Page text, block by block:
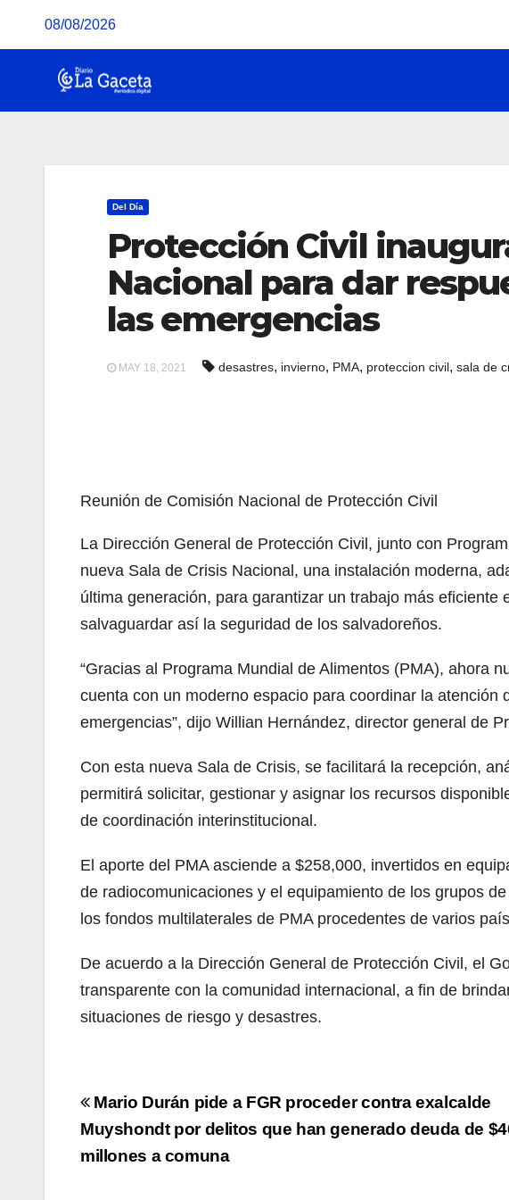
08/08/2026
Del Día
Protección Civil
Nacional para dar
las emergencias
MAY 18, 2021 desastres, invierno, PMA, proteccion civil, sala de
Reunión de Comisión Nacional de Protección Civil
La Dirección General de Protección Civil, junto con
nueva Sala de Crisis Nacional, una instalación moderna,
última generación, para garantizar un trabajo más eficiente
salvaguardar así la seguridad de los salvadoreños.
“Gracias al Programa Mundial de Alimentos (PMA), ahora
cuenta con un moderno espacio para coordinar la atención
emergencias”, dijo Willian Hernández, director general de
Con esta nueva Sala de Crisis, se facilitará la recepción,
permitirá solicitar, gestionar y asignar los recursos
de coordinación interinstitucional.
El aporte del PMA asciende a $258,000, invertidos en
de radiocomunicaciones y el equipamiento de los grupos
los fondos multilaterales de PMA procedentes de varios
De acuerdo a la Dirección General de Protección Civil, el
transparente con la comunidad internacional, a fin de
situaciones de riesgo y desastres.
Navegación
de
entradas
Mario Durán pide a FGR proceder contra exalcalde
Muyshondt por delitos que han generado deuda de
millones a comuna